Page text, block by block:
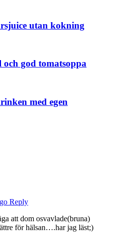
utan kokning
god tomatsoppa
med egen
Reply
att dom osvavlade(bruna)
för hälsan….har jag läst;)